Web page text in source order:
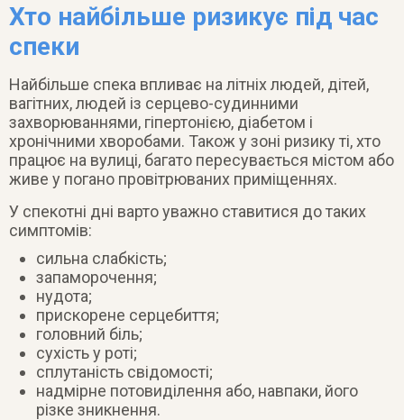
Хто найбільше ризикує під час
спеки
Найбільше спека впливає на літніх людей, дітей,
вагітних, людей із серцево-судинними
захворюваннями, гіпертонією, діабетом і
хронічними хворобами. Також у зоні ризику ті, хто
працює на вулиці, багато пересувається містом або
живе у погано провітрюваних приміщеннях.
У спекотні дні варто уважно ставитися до таких
симптомів:
сильна слабкість;
запаморочення;
нудота;
прискорене серцебиття;
головний біль;
сухість у роті;
сплутаність свідомості;
надмірне потовиділення або, навпаки, його
різке зникнення.